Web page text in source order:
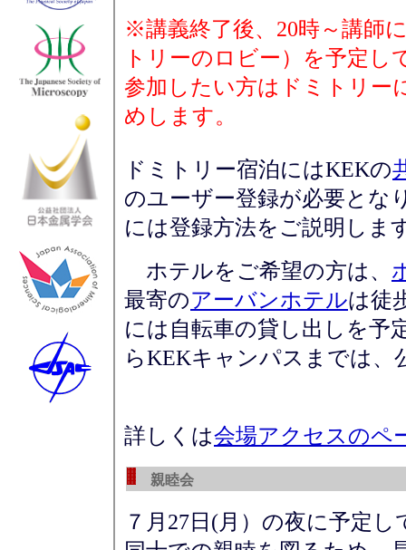
※講義終了後、20時～講師
トリーのロビー）を予定し
参加したい方はドミトリー
めします。
ドミトリー宿泊にはKEKの
のユーザー登録が必要とな
には登録方法をご説明しま
ホテルをご希望の方は、
最寄のアーバンホテルは徒
には自転車の貸し出しを予
らKEKキャンパスまでは、
詳しくは会場アクセスのペ
親睦会
７月27日(月）の夜に予定